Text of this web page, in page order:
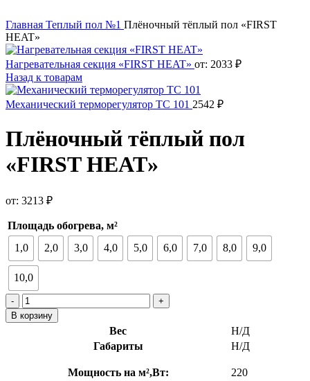
Главная Теплый пол №1 Плёночный тёплый пол «FIRST
HEAT»
Нагревательная секция «FIRST HEAT» от: 2033 ₽
Назад к товарам
Механический терморегулятор ТС 101 2542 ₽
Плёночный тёплый пол
«FIRST HEAT»
от: 3213 ₽
Площадь обогрева, м²
1,0
2,0 3,0 4,0 5,0 6,0 7,0 8,0 9,0
10,0
Количество
товара
Плёночный
В корзину
Вес
Н/Д
Габариты
Н/Д
Мощность на м²,Вт: 220